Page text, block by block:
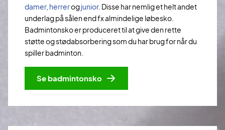
damer, herrerogjunior. Disse har nemlig et helt andet
underlag på sålen end fx almindelige løbesko.
Badmintonsko er produceret til at give den rette
støtte og stødabsorbering som du har brug for når du
spiller badminton.
Se badmintonsko